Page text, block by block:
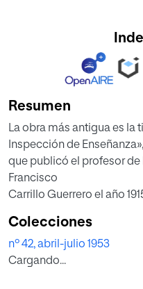
Resumen
La obra más antigua es la
Inspección de Enseñanza»,
que publicó el profesor
Francisco
Carrillo Guerrero el año
de los Sucesores de
del primer curso
oficial de esta asignatura,
Colecciones
nº 42, abril-julio 1953
Cargando...